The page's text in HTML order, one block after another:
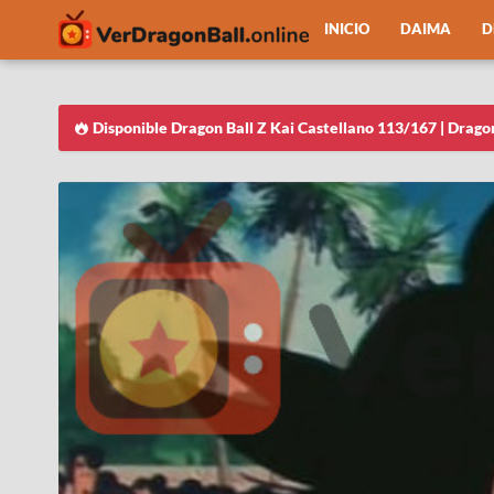
INICIO DAIMA
Disponible Dragon Ball Z Kai Castellano 113/167 |